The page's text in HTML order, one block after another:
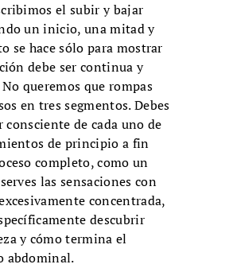
el subir y bajar
un inicio, una mitad y
se hace sólo para mostrar
debe ser continua y
queremos que rompas
en tres segmentos. Debes
consciente de cada uno de
de principio a fin
completo, como un
las sensaciones con
concentrada,
descubrir
y cómo termina el
abdominal.